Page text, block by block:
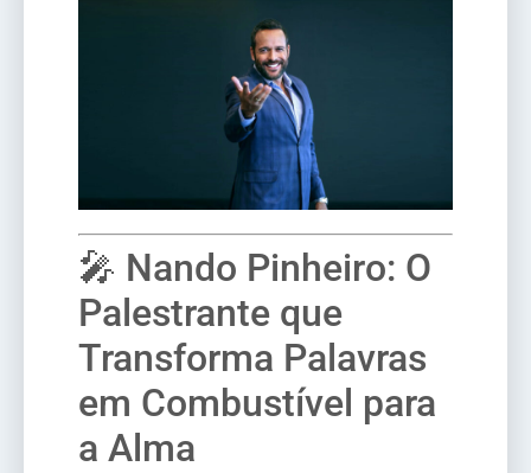
🎤 Nando Pinheiro: O
Palestrante que
Transforma Palavras
em Combustível para
a Alma